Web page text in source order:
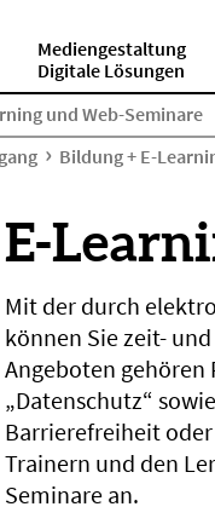
Mediengestaltung
Digitale Lösungen
und Web-Seminare
Bildung + E-
E-
Mit der durch
können Sie zeit-
Angeboten gehören
„Datenschutz“
Barrierefreiheit
Trainern und den
Seminare an.